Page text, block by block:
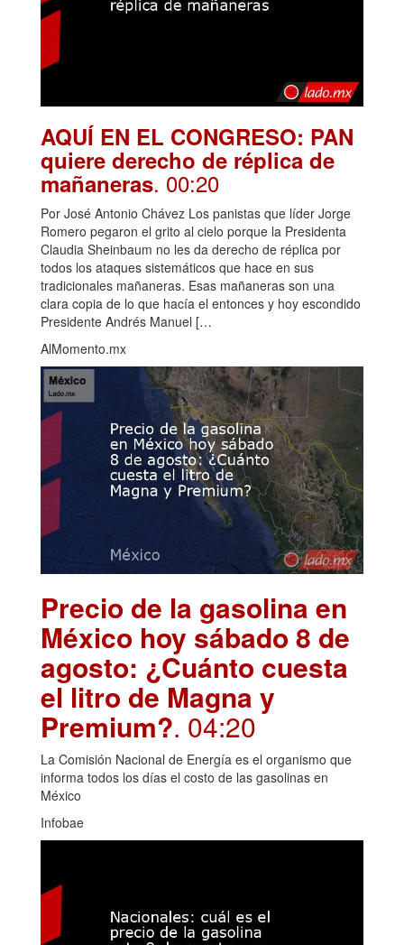
AQUÍ EN EL CONGRESO: PAN
quiere derecho de réplica de
mañaneras. 00:20
Por José Antonio Chávez Los panistas que líder Jorge
Romero pegaron el grito al cielo porque la Presidenta
Claudia Sheinbaum no les da derecho de réplica por
todos los ataques sistemáticos que hace en sus
tradicionales mañaneras. Esas mañaneras son una
clara copia de lo que hacía el entonces y hoy escondido
Presidente Andrés Manuel […
AlMomento.mx
Precio de la gasolina en
México hoy sábado 8 de
agosto: ¿Cuánto cuesta
el litro de Magna y
Premium?. 04:20
La Comisión Nacional de Energía es el organismo que
informa todos los días el costo de las gasolinas en
México
Infobae